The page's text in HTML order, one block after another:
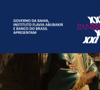
para
O Festival